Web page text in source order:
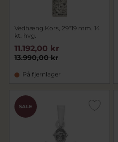
Vedhæng Kors, 29*19 mm. 14
kt. hvg.
13.990,00 kr
11.192,00 kr
På fjernlager
SALE